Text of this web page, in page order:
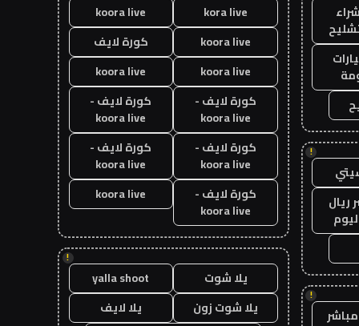
!
ريال
!
kora live
koora live
koora live
كورة لايف
koora live
koora live
كورة لايف -
koora live
كورة لايف -
koora live
كورة لايف -
koora live
كورة لايف -
koora live
كورة لايف -
koora live
koora live
!
يلا شوت
yalla shoot
يلا شوت زون
يلا لايف